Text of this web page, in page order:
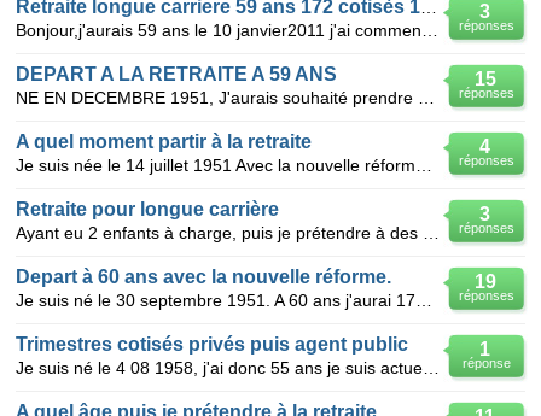
3
réponses
15
réponses
DEPART A LA RETRAITE A 59 ANS
4
réponses
A quel moment partir à la retraite
3
réponses
Retraite pour longue carrière
19
réponses
Depart à 60 ans avec la nouvelle réforme.
1
réponse
Trimestres cotisés privés puis agent public
A quel âge puis je prétendre à la retraite